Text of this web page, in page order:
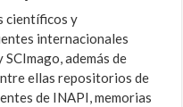
científicos y
internacionales
además de
ellas repositorios de
de INAPI, memorias